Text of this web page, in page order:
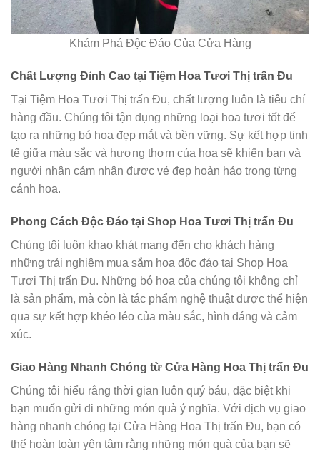
Khám Phá Độc Đáo Của Cửa Hàng
Chất Lượng Đỉnh Cao tại Tiệm Hoa Tươi Thị trấn Đu
Tại Tiệm Hoa Tươi Thị trấn Đu, chất lượng luôn là tiêu chí
hàng đầu. Chúng tôi tận dụng những loại hoa tươi tốt để
tạo ra những bó hoa đẹp mắt và bền vững. Sự kết hợp tinh
tế giữa màu sắc và hương thơm của hoa sẽ khiến bạn và
người nhận cảm nhận được vẻ đẹp hoàn hảo trong từng
cánh hoa.
Phong Cách Độc Đáo tại Shop Hoa Tươi Thị trấn Đu
Chúng tôi luôn khao khát mang đến cho khách hàng
những trải nghiệm mua sắm hoa độc đáo tại Shop Hoa
Tươi Thị trấn Đu. Những bó hoa của chúng tôi không chỉ
là sản phẩm, mà còn là tác phẩm nghệ thuật được thể hiện
qua sự kết hợp khéo léo của màu sắc, hình dáng và cảm
xúc.
Giao Hàng Nhanh Chóng từ Cửa Hàng Hoa Thị trấn Đu
Chúng tôi hiểu rằng thời gian luôn quý báu, đặc biệt khi
bạn muốn gửi đi những món quà ý nghĩa. Với dịch vụ giao
hàng nhanh chóng tại Cửa Hàng Hoa Thị trấn Đu, bạn có
thể hoàn toàn yên tâm rằng những món quà của bạn sẽ